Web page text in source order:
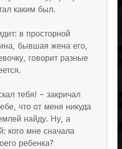
каким был.
в просторной
бывшая жена его,
говорит разные
тебя! – закричал
что от меня никуда
найду. Ну, а
кого мне сначала
ребенка?